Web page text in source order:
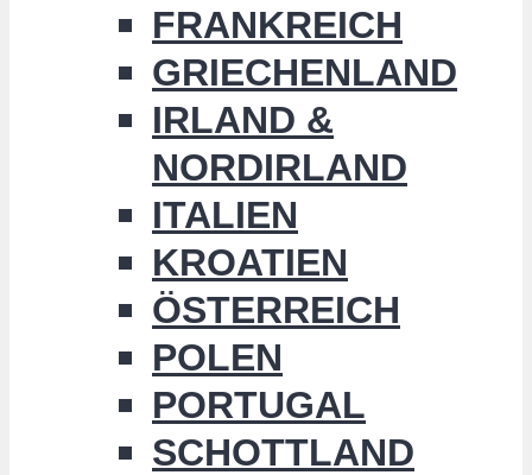
FRANKREICH
GRIECHENLAND
IRLAND &
NORDIRLAND
ITALIEN
KROATIEN
ÖSTERREICH
POLEN
PORTUGAL
SCHOTTLAND